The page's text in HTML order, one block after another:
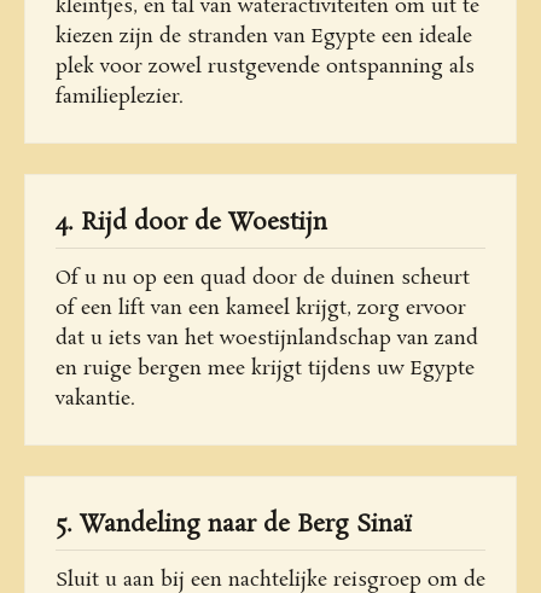
kleintjes, en tal van wateractiviteiten om uit te
kiezen zijn de stranden van Egypte een ideale
plek voor zowel rustgevende ontspanning als
familieplezier.
4. Rijd door de Woestijn
Of u nu op een quad door de duinen scheurt
of een lift van een kameel krijgt, zorg ervoor
dat u iets van het woestijnlandschap van zand
en ruige bergen mee krijgt tijdens uw Egypte
vakantie.
5. Wandeling naar de Berg Sinaï
Sluit u aan bij een nachtelijke reisgroep om de